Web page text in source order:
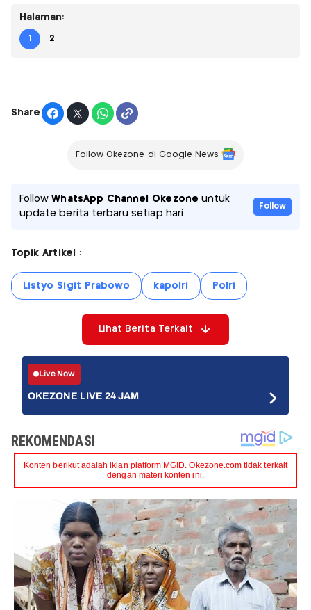
Halaman:
1 2
Share
Follow Okezone di Google News
FollowWhatsApp Channel Okezone untuk
update berita terbaru setiap hari
Follow
Topik Artikel :
Listyo Sigit Prabowo kapolri Polri
Lihat Berita Terkait
Live Now
OKEZONE LIVE 24 JAM